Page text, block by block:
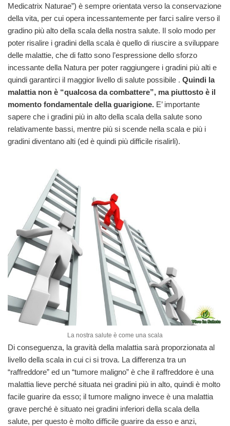
Medicatrix Naturae”) è sempre orientata verso la conservazione
della vita, per cui opera incessantemente per farci salire verso il
gradino più alto della scala della nostra salute. Il solo modo per
poter risalire i gradini della scala è quello di riuscire a sviluppare
delle malattie, che di fatto sono l’espressione dello sforzo
incessante della Natura per poter raggiungere i gradini più alti e
quindi garantirci il maggior livello di salute possibile . Quindi la
malattia non è “qualcosa da combattere”, ma piuttosto è il
momento fondamentale della guarigione. E’ importante
sapere che i gradini più in alto della scala della salute sono
relativamente bassi, mentre più si scende nella scala e più i
gradini diventano alti (ed è quindi più difficile risalirli).
La nostra salute è come una scala
Di conseguenza, la gravità della malattia sarà proporzionata al
livello della scala in cui ci si trova. La differenza tra un
“raffreddore” ed un “tumore maligno” è che il raffreddore è una
malattia lieve perché situata nei gradini più in alto, quindi è molto
facile guarire da esso; il tumore maligno invece è una malattia
grave perché è situato nei gradini inferiori della scala della
salute, per questo è molto difficile guarire da esso e anzi,